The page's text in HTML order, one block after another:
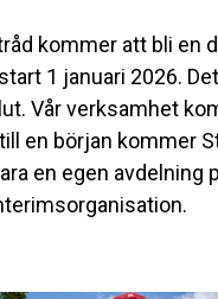
kommer att bli en
1 januari 2026.
Vår verksamhet
en början kommer
en egen avdelning